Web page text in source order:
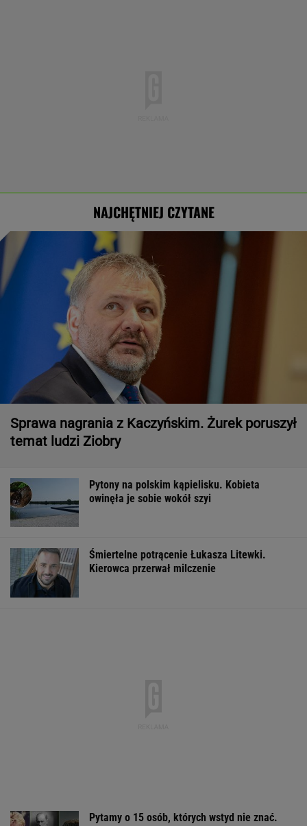
NAJCHĘTNIEJ CZYTANE
Sprawa nagrania z Kaczyńskim. Żurek poruszył
temat ludzi Ziobry
Pytony na polskim kąpielisku. Kobieta
owinęła je sobie wokół szyi
Śmiertelne potrącenie Łukasza Litewki.
Kierowca przerwał milczenie
Pytamy o 15 osób, których wstyd nie znać.